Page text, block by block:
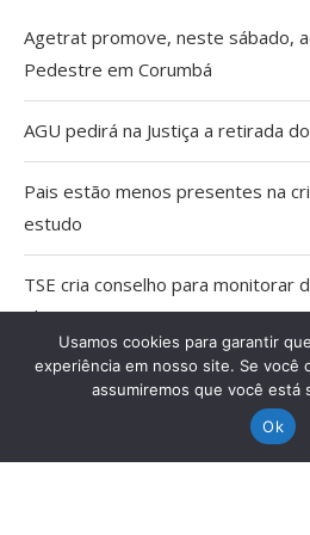
Agetrat promove, neste sábado,
Pedestre em Corumbá
AGU pedirá na Justiça a retirada
Pais estão menos presentes na
estudo
TSE cria conselho para monitorar
eleições
Capacitação qualifica trabalho
Usamos cookies para garantir
experiência em nosso site. Se você
assumiremos que você está
Ok